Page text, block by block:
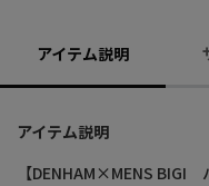
アイテム説明
アイテム説明
【DENHAM×MENS BIGI